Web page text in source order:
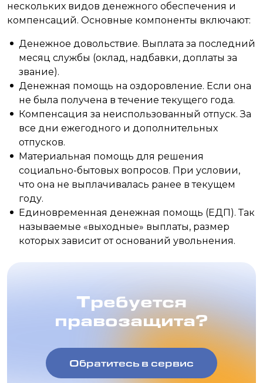
нескольких видов денежного обеспечения и
компенсаций. Основные компоненты включают:
Денежное довольствие. Выплата за последний
месяц службы (оклад, надбавки, доплаты за
звание).
Денежная помощь на оздоровление. Если она
не была получена в течение текущего года.
Компенсация за неиспользованный отпуск. За
все дни ежегодного и дополнительных
отпусков.
Материальная помощь для решения
социально-бытовых вопросов. При условии,
что она не выплачивалась ранее в текущем
году.
Единовременная денежная помощь (ЕДП). Так
называемые «выходные» выплаты, размер
которых зависит от оснований увольнения.
Требуется
правозащита?
Обратитесь в сервис